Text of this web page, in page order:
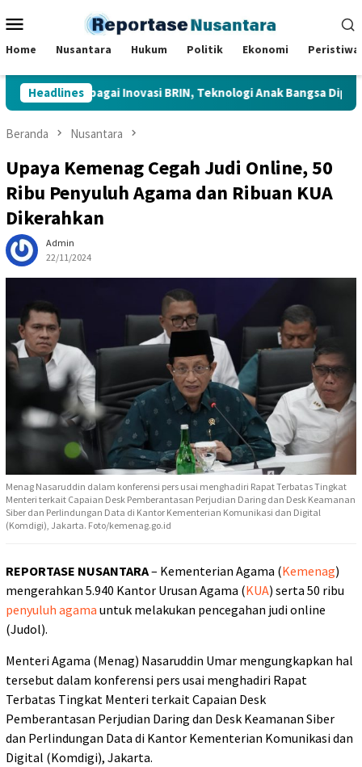
ke
Mobile
Home Nusantara Hukum Politik Ekonomi Peristiwa
Headlines
Berbagai Inovasi BRIN, Teknologi Anak Bangsa Dipamerkan
Beranda Nusantara
Upaya Kemenag Cegah Judi Online, 50
Ribu Penyuluh Agama dan Ribuan KUA
Dikerahkan
Admin
22/11/2024
Menag Nasaruddin dalam konferensi pers usai menghadiri Rapat Terbatas Tingkat
Menteri terkait Capaian Desk Pemberantasan Perjudian Daring dan Desk Keamanan
Siber dan Perlindungan Data di Kantor Kementerian Komunikasi dan Digital
(Komdigi), Jakarta. Foto/kemenag.go.id
REPORTASE NUSANTARA– Kementerian Agama (Kemenag)
mengerahkan 5.940 Kantor Urusan Agama (KUA) serta 50 ribu
penyuluh agama untuk melakukan pencegahan judi online
(Judol).
Menteri Agama (Menag) Nasaruddin Umar mengungkapkan hal
tersebut dalam konferensi pers usai menghadiri Rapat
Terbatas Tingkat Menteri terkait Capaian Desk
Pemberantasan Perjudian Daring dan Desk Keamanan Siber
dan Perlindungan Data di Kantor Kementerian Komunikasi dan
Digital (Komdigi), Jakarta.